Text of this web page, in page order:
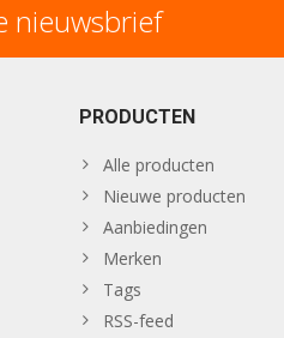
nieuwsbrief
PRODUCTEN
Alle producten
Nieuwe producten
Aanbiedingen
Merken
Tags
RSS-feed